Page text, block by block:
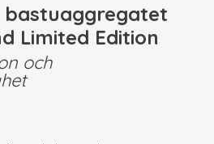
Limited Edition
och